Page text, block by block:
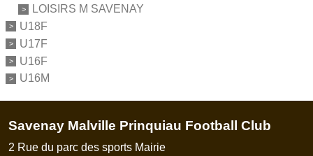
LOISIRS M SAVENAY
U18F
U17F
U16F
U16M
Savenay Malville Prinquiau Football Club
2 Rue du parc des sports Mairie